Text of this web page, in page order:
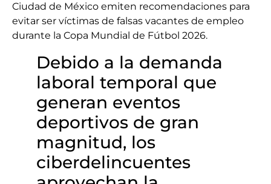
Ciudad de México emiten recomendaciones para
evitar ser víctimas de falsas vacantes de empleo
durante la Copa Mundial de Fútbol 2026.
Debido a la demanda
laboral temporal que
generan eventos
deportivos de gran
magnitud, los
ciberdelincuentes